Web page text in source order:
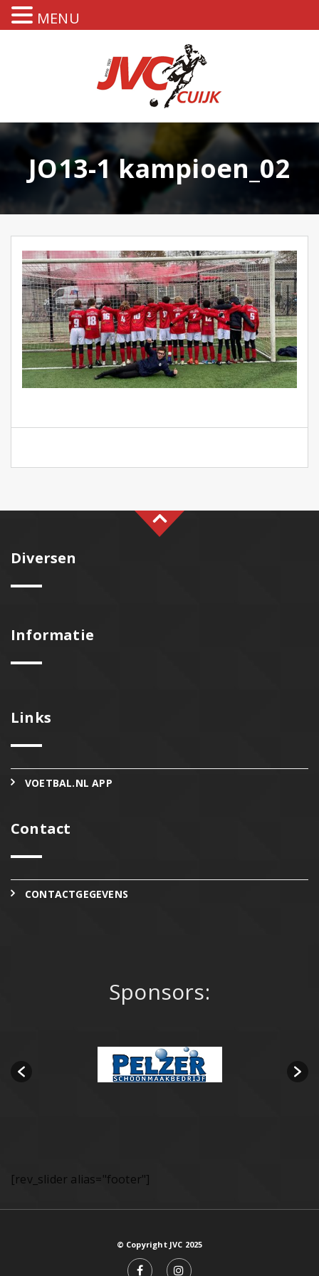
JO13-1 kampioen_02
Diversen
Informatie
Links
VOETBAL.NL APP
Contact
CONTACTGEGEVENS
Sponsors:
[rev_slider alias="footer"]
© Copyright JVC 2025
MENU